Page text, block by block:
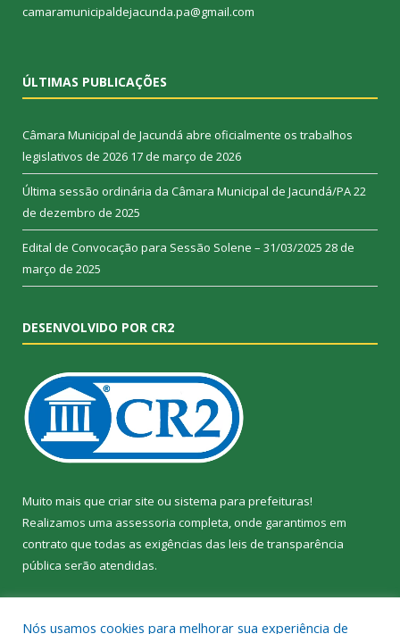
camaramunicipaldejacunda.pa@gmail.com
ÚLTIMAS PUBLICAÇÕES
Câmara Municipal de Jacundá abre oficialmente os trabalhos
legislativos de 2026 17 de março de 2026
Última sessão ordinária da Câmara Municipal de Jacundá/PA22
de dezembro de 2025
Edital de Convocação para Sessão Solene – 31/03/2025 28 de
março de 2025
DESENVOLVIDO POR CR2
Muito mais que criar site ou sistema para prefeituras!
Realizamos uma assessoria completa, onde garantimos em
contrato que todas as exigências das leis de transparência
pública serão atendidas.
Nós usamos cookies para melhorar sua experiência de